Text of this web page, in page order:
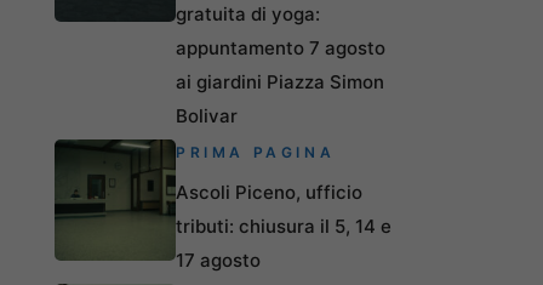
gratuita di yoga:
appuntamento 7 agosto
ai giardini Piazza Simon
Bolivar
PRIMA PAGINA
Ascoli Piceno, ufficio
tributi: chiusura il 5, 14 e
17 agosto